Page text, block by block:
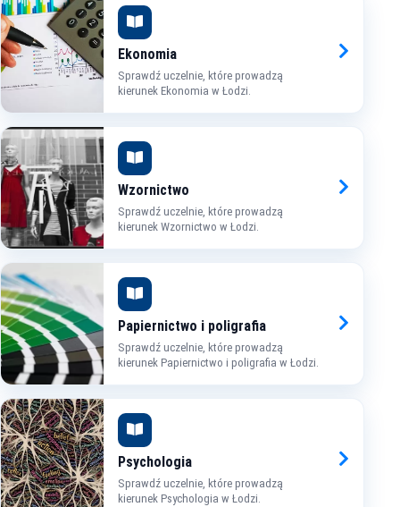
Ekonomia
Sprawdź uczelnie, które prowadzą
kierunek Ekonomia w Łodzi.
Wzornictwo
Sprawdź uczelnie, które prowadzą
kierunek Wzornictwo w Łodzi.
Papiernictwo i poligrafia
Sprawdź uczelnie, które prowadzą
kierunek Papiernictwo i poligrafia w Łodzi.
Psychologia
Sprawdź uczelnie, które prowadzą
kierunek Psychologia w Łodzi.